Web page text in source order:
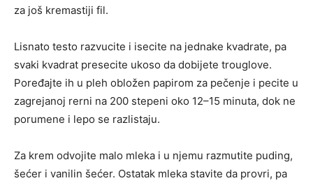
za još kremastiji fil.
Lisnato testo razvucite i isecite na jednake kvadrate, pa
svaki kvadrat presecite ukoso da dobijete trouglove.
Poređajte ih u pleh obložen papirom za pečenje i pecite u
zagrejanoj rerni na 200 stepeni oko 12–15 minuta, dok ne
porumene i lepo se razlistaju.
Za krem odvojite malo mleka i u njemu razmutite puding,
šećer i vanilin šećer. Ostatak mleka stavite da provri, pa